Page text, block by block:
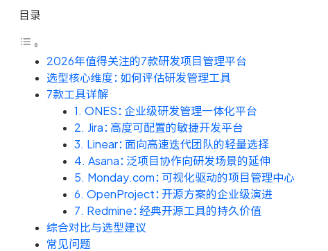
目录
2026年值得关注的7款研发项目管理平台
选型核心维度：如何评估研发管理工具
7款工具详解
1. ONES：企业级研发管理一体化平台
2. Jira：高度可配置的敏捷开发平台
3. Linear：面向高速迭代团队的轻量选择
4. Asana：泛项目协作向研发场景的延伸
5. Monday.com：可视化驱动的项目管理中心
6. OpenProject：开源方案的企业级演进
7. Redmine：经典开源工具的持久价值
综合对比与选型建议
常见问题